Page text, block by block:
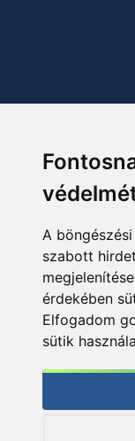
A
szabott
érdekében
Elfogadom
sütik